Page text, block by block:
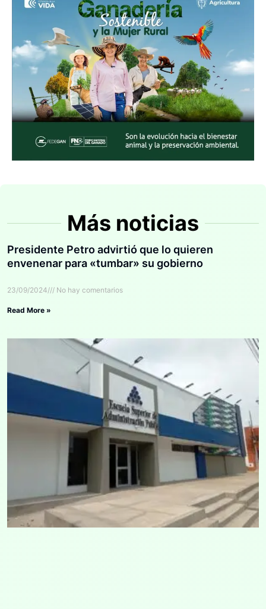
Más noticias
Presidente Petro advirtió que lo quieren
envenenar para «tumbar» su gobierno
23/09/2024 No hay comentarios
Read More »